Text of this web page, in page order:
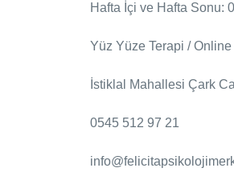
Hafta İçi ve Hafta Sonu:
Yüz Yüze Terapi / Online
İstiklal Mahallesi Çark
0545 512 97 21